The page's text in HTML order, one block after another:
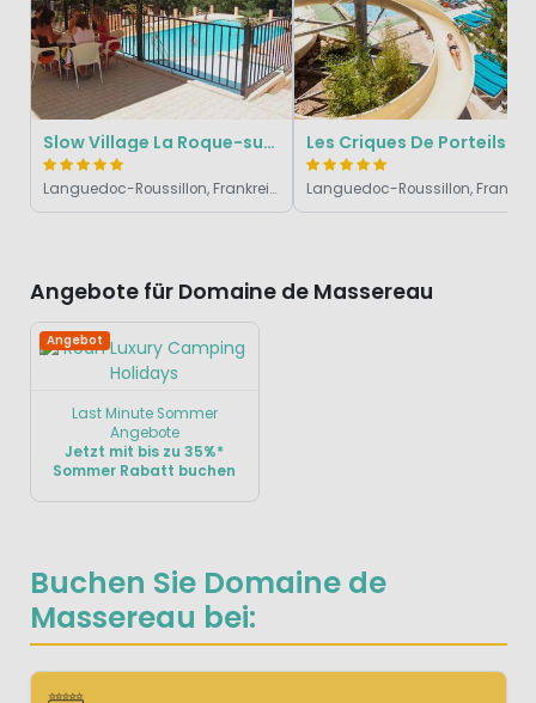
Angebote für Domaine de Massereau
Angebot
Last Minute Sommer
Angebote
Jetzt mit bis zu 35%*
Sommer Rabatt buchen
Buchen Sie Domaine de
Massereau bei:
Slow Village La Roque-sur-Cèze
Languedoc-Roussillon, Frankreich
Les Criques De Porteils